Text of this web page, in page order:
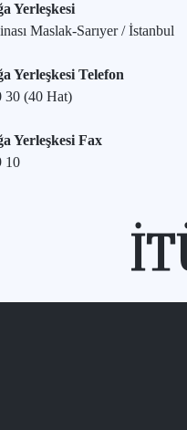
Yerleşkesi
Maslak-Sarıyer / İstanbul
Yerleşkesi Telefon
30 (40 Hat)
Yerleşkesi Fax
10